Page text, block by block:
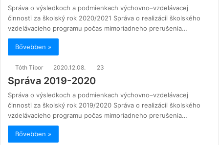
Správa o výsledkoch a podmienkach výchovno–vzdelávacej
činnosti za školský rok 2020/2021 Správa o realizácii školského
vzdelávacieho programu počas mimoriadneho prerušenia…
Bővebben »
Tóth Tibor 2020.12.08. 23
Správa 2019-2020
Správa o výsledkoch a podmienkach výchovno–vzdelávacej
činnosti za školský rok 2019/2020 Správa o realizácii školského
vzdelávacieho programu počas mimoriadneho prerušenia…
Bővebben »